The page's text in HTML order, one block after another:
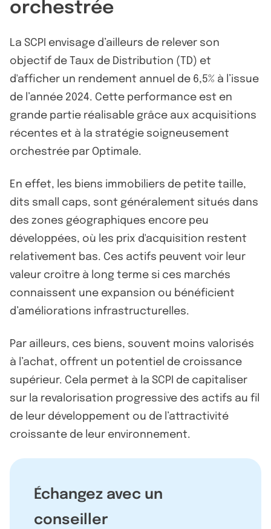
orchestrée
La SCPI envisage d’ailleurs de relever son
objectif de Taux de Distribution (TD) et
d'afficher un rendement annuel de 6,5% à l’issue
de l’année 2024. Cette performance est en
grande partie réalisable grâce aux acquisitions
récentes et à la stratégie soigneusement
orchestrée par Optimale.
En effet, les biens immobiliers de petite taille,
dits small caps, sont généralement situés dans
des zones géographiques encore peu
développées, où les prix d'acquisition restent
relativement bas. Ces actifs peuvent voir leur
valeur croître à long terme si ces marchés
connaissent une expansion ou bénéficient
d’améliorations infrastructurelles.
Par ailleurs, ces biens, souvent moins valorisés
à l’achat, offrent un potentiel de croissance
supérieur. Cela permet à la SCPI de capitaliser
sur la revalorisation progressive des actifs au fil
de leur développement ou de l’attractivité
croissante de leur environnement.
Échangez avec un
conseiller